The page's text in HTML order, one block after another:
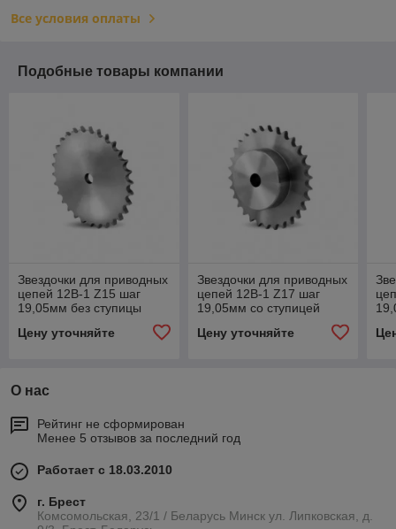
Все условия оплаты
Подобные товары компании
Звездочки для приводных
цепей 12B-1 Z15 шаг
19,05мм без ступицы
Цену уточняйте
Звездочки для приводных
цепей 12B-1 Z17 шаг
19,05мм со ступицей
Цену уточняйте
О нас
Рейтинг не сформирован
Менее 5 отзывов за последний год
Работает с 18.03.2010
г. Брест
Комсомольская, 23/1 / Беларусь Минск ул. Липковская, д.